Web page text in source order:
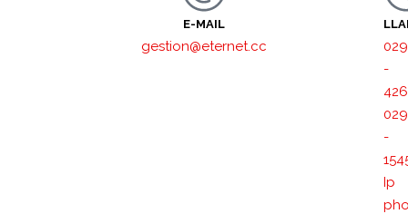
E-MAIL
gestion@eternet.cc
-
-
Ip